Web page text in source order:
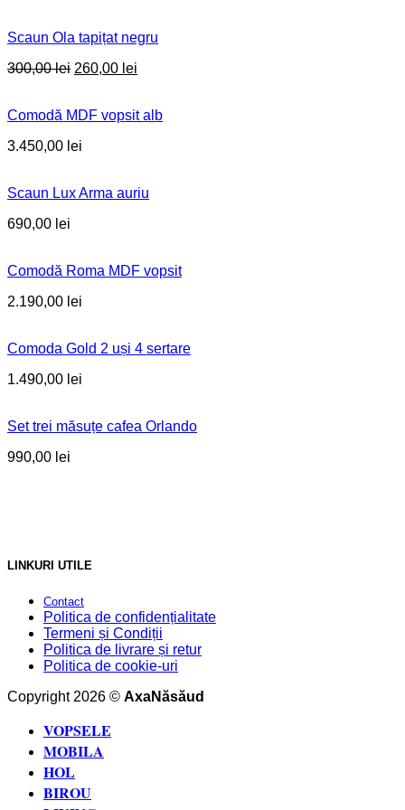
Scaun Ola tapițat negru
300,00lei Original
300,00 lei.
260,00 lei
260,00 lei.
Comodă MDF vopsit alb
3.450,00 lei
Scaun Lux Arma auriu
690,00 lei
Comodă Roma MDF vopsit
2.190,00 lei
Comoda Gold 2 uși 4 sertare
1.490,00 lei
Set trei măsuțe cafea Orlando
990,00 lei
LINKURI UTILE
Contact
Politica de confidențialitate
Termeni și Condiții
Politica de livrare și retur
Politica de cookie-uri
Copyright 2026 © AxaNăsăud
VOPSELE
MOBILA
HOL
BIROU